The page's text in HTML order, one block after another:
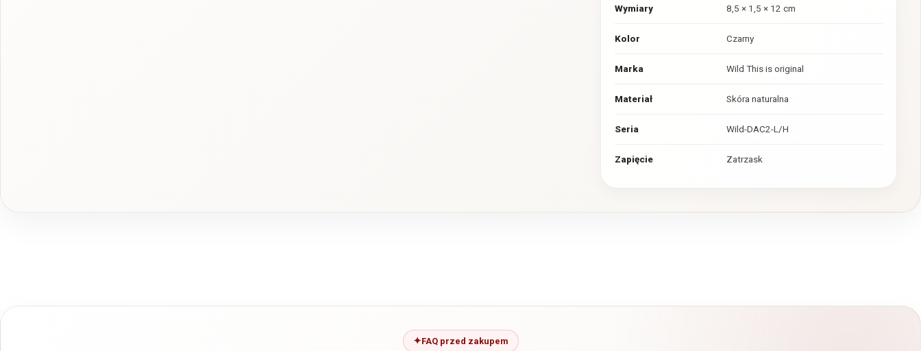
Wymiary 8,5 × 1,5 × 12 cm
Kolor Czarny
Marka Wild This is original
Materiał Skóra naturalna
Seria Wild-DAC2-L/H
Zapięcie Zatrzask
FAQ przed zakupem